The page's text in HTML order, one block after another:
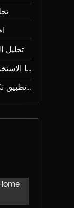
تحليل
الضرورة ونقاط
تطوير